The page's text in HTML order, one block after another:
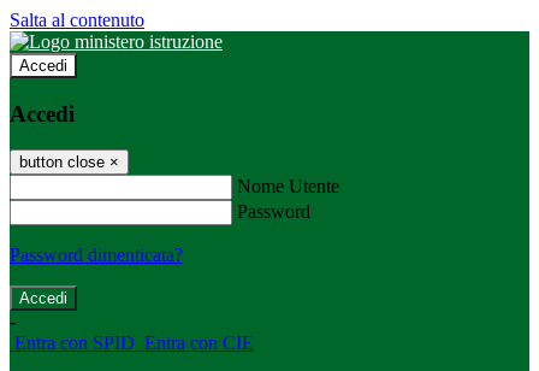
Salta al contenuto
Accedi
Accedi
button close ×
Nome Utente
Password
Password dimenticata?
-
Entra con SPID Entra con CIE